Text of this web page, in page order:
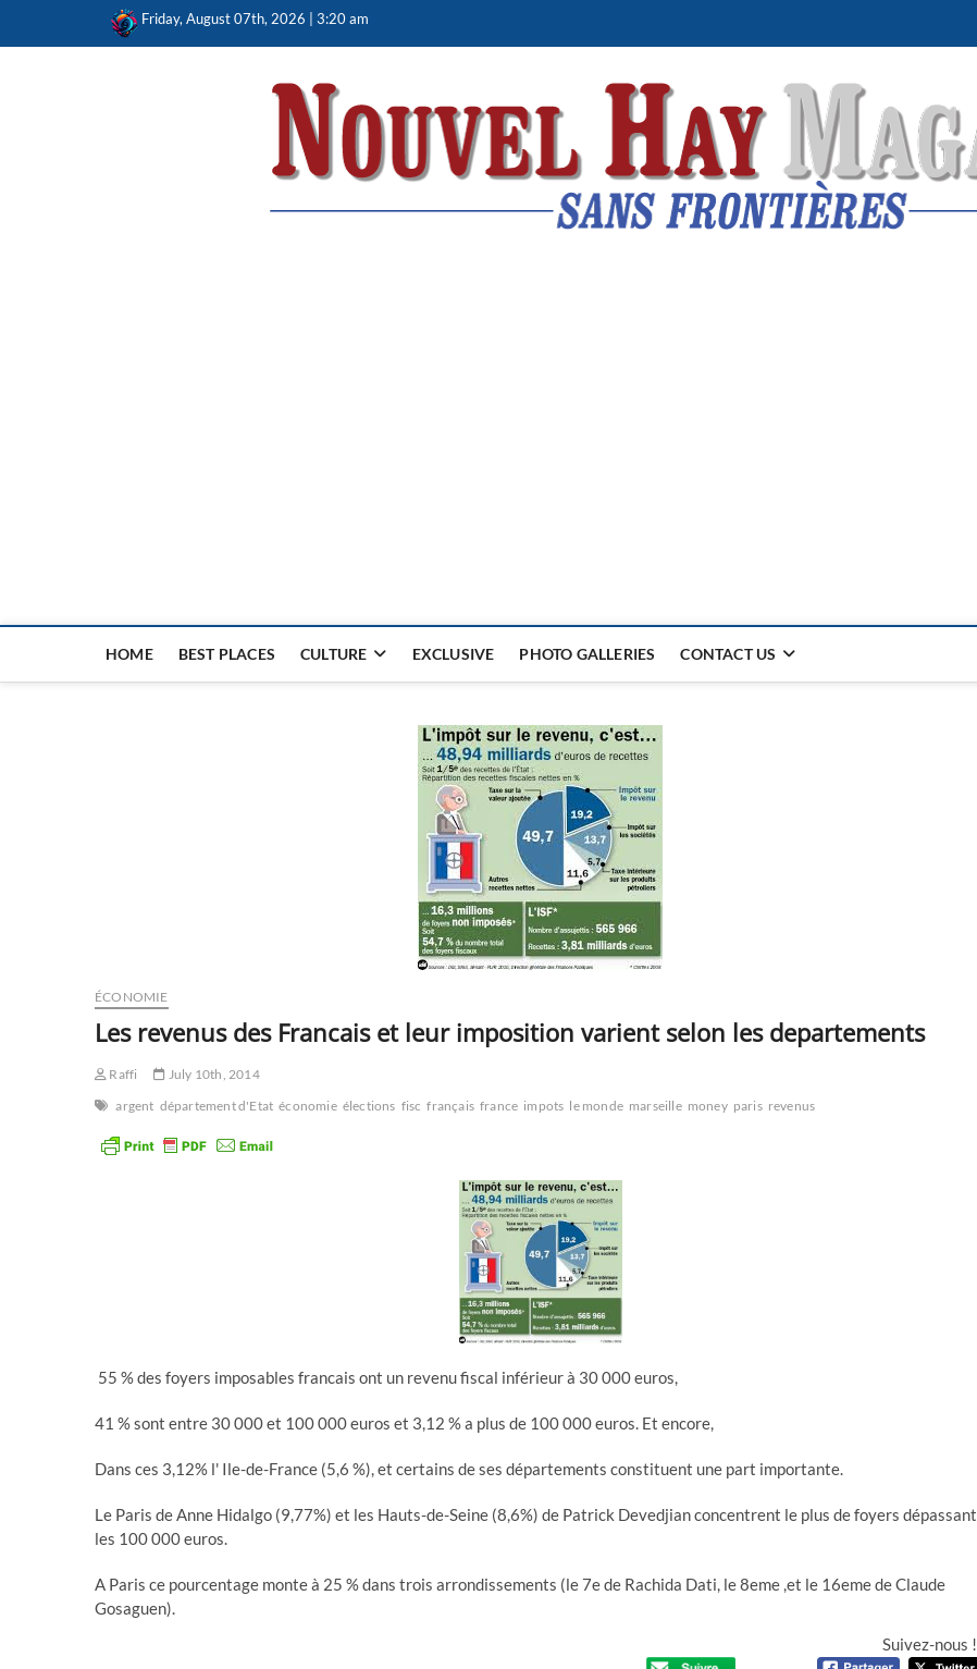
Friday, August 07th, 2026 | 3:20 am
HOME BEST PLACES CULTURE EXCLUSIVE PHOTO GALLERIES CONTACT US
ÉCONOMIE
Les revenus des Francais et leur imposition varient selon les departements
Raffi
July 10th, 2014
argent département d'Etat économie élections fisc français france impots le monde marseille money paris revenus
55 % des foyers imposables francais ont un revenu fiscal inférieur à 30 000 euros,
41 % sont entre 30 000 et 100 000 euros et 3,12 % a plus de 100 000 euros. Et encore,
Dans ces 3,12% l' Ile-de-France (5,6 %), et certains de ses départements constituent une part importante.
Le Paris de Anne Hidalgo (9,77%) et les Hauts-de-Seine (8,6%) de Patrick Devedjian concentrent le plus de foyers dépassant
les 100 000 euros.
A Paris ce pourcentage monte à 25 % dans trois arrondissements (le 7e de Rachida Dati, le 8eme ,et le 16eme de Claude
Gosaguen).
Suivez-nous !